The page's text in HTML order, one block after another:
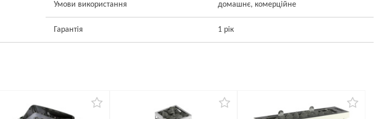
Умови використання домашнє, комерційне
Гарантія 1 рік